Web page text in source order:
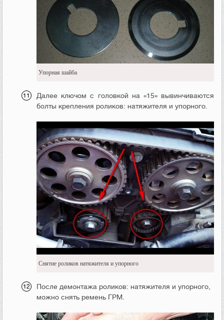
Упорная шайба
Далее ключом с головкой на «15» вывинчиваются
болты крепления роликов: натяжителя и упорного.
Снятие роликов натяжителя и упорного
После демонтажа роликов: натяжителя и упорного,
можно снять ремень ГРМ.